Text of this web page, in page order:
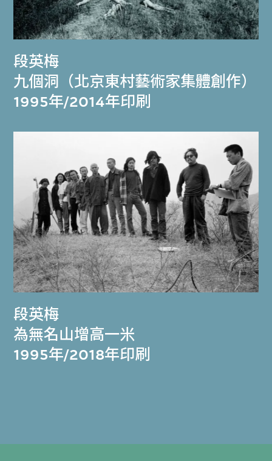
段英梅
九個洞（北京東村藝術家集體創作）
1995年/2014年印刷
段英梅
為無名山增高一米
1995年/2018年印刷